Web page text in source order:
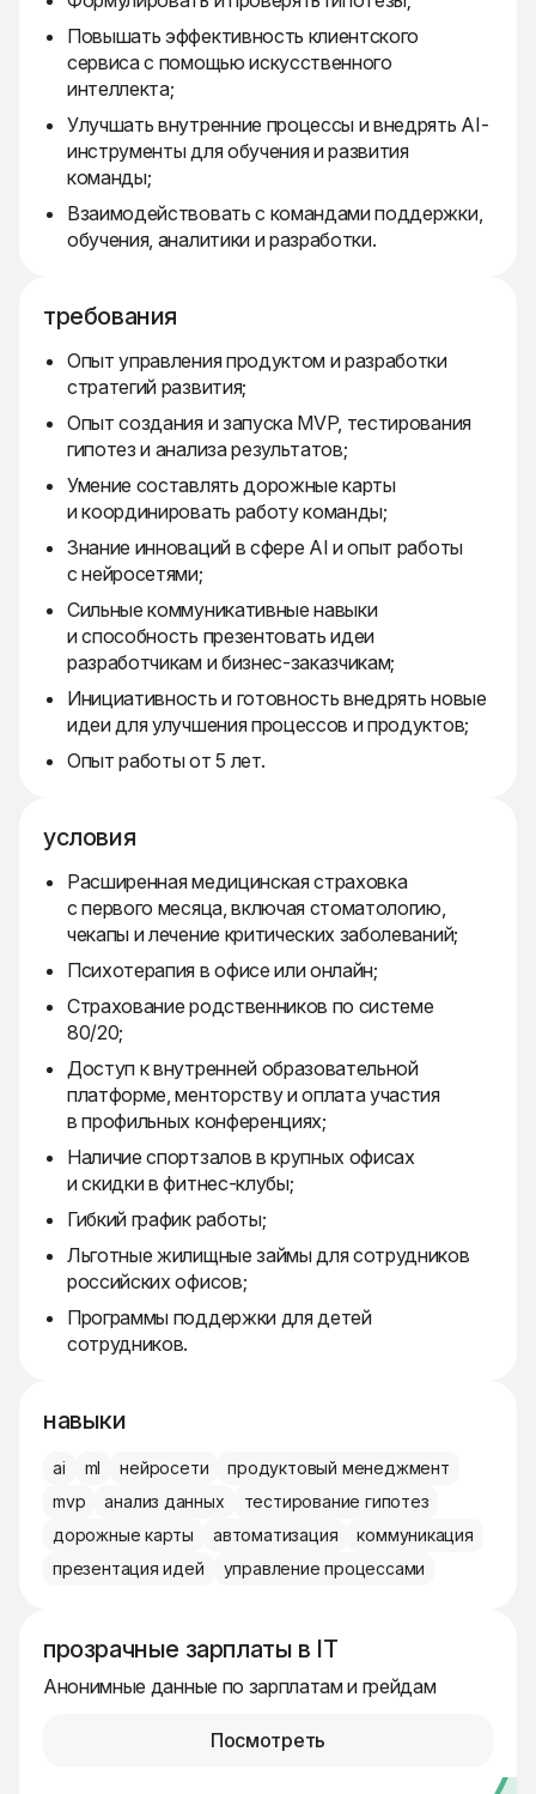
Повышать эффективность клиентского
сервиса с помощью искусственного
интеллекта;
Улучшать внутренние процессы и внедрять AI-
инструменты для обучения и развития
команды;
Взаимодействовать с командами поддержки,
обучения, аналитики и разработки.
требования
Опыт управления продуктом и разработки
стратегий развития;
Опыт создания и запуска MVP, тестирования
гипотез и анализа результатов;
Умение составлять дорожные карты
и координировать работу команды;
Знание инноваций в сфере AI и опыт работы
с нейросетями;
Сильные коммуникативные навыки
и способность презентовать идеи
разработчикам и бизнес-заказчикам;
Инициативность и готовность внедрять новые
идеи для улучшения процессов и продуктов;
Опыт работы от 5 лет.
условия
Расширенная медицинская страховка
с первого месяца, включая стоматологию,
чекапы и лечение критических заболеваний;
Психотерапия в офисе или онлайн;
Страхование родственников по системе
80/20;
Доступ к внутренней образовательной
платформе, менторству и оплата участия
в профильных конференциях;
Наличие спортзалов в крупных офисах
и скидки в фитнес-клубы;
Гибкий график работы;
Льготные жилищные займы для сотрудников
российских офисов;
Программы поддержки для детей
сотрудников.
навыки
ai ml нейросети
продуктовый менеджмент
mvp
анализ данных
тестирование гипотез
дорожные карты
автоматизация
коммуникация
презентация идей
управление процессами
прозрачные зарплаты в IT
Анонимные данные по зарплатам и грейдам
Посмотреть